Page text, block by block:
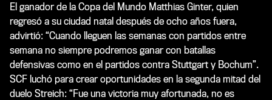
El ganador de la Copa del Mundo Matthias Ginter, quien
regresó a su ciudad natal después de ocho años fuera,
advirtió: “Cuando lleguen las semanas con partidos entre
semana no siempre podremos ganar con batallas
defensivas como en el partidos contra Stuttgart y Bochum”.
SCF luchó para crear oportunidades en la segunda mitad del
duelo Streich: “Fue una victoria muy afortunada, no es